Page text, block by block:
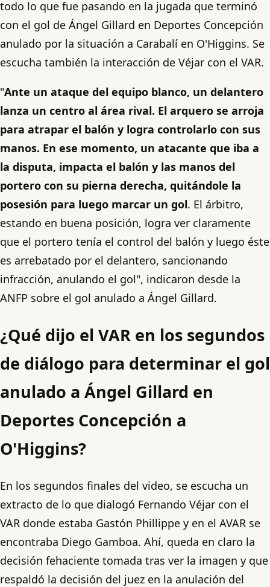
todo lo que fue pasando en la jugada que terminó
con el gol de Ángel Gillard en Deportes Concepción
anulado por la situación a Carabalí en O'Higgins. Se
escucha también la interacción de Véjar con el VAR.
"Ante un ataque del equipo blanco, un delantero
lanza un centro al área rival. El arquero se arroja
para atrapar el balón y logra controlarlo con sus
manos. En ese momento, un atacante que iba a
la disputa, impacta el balón y las manos del
portero con su pierna derecha, quitándole la
posesión para luego marcar un gol. El árbitro,
estando en buena posición, logra ver claramente
que el portero tenía el control del balón y luego éste
es arrebatado por el delantero, sancionando
infracción, anulando el gol", indicaron desde la
ANFP sobre el gol anulado a Ángel Gillard.
¿Qué dijo el VAR en los segundos
de diálogo para determinar el gol
anulado a Ángel Gillard en
Deportes Concepción a
O'Higgins?
En los segundos finales del video, se escucha un
extracto de lo que dialogó Fernando Véjar con el
VAR donde estaba Gastón Phillippe y en el AVAR se
encontraba Diego Gamboa. Ahí, queda en claro la
decisión fehaciente tomada tras ver la imagen y que
respaldó la decisión del juez en la anulación del